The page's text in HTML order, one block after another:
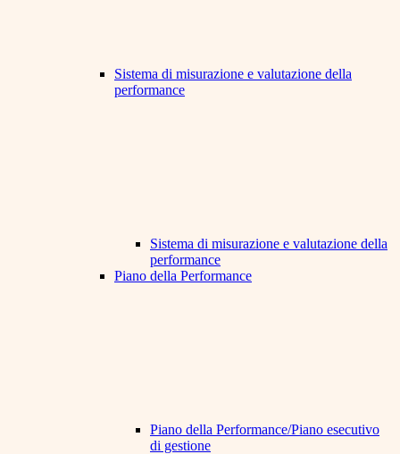
Sistema di misurazione e valutazione della
performance
Sistema di misurazione e valutazione della
performance
Piano della Performance
Piano della Performance/Piano esecutivo
di gestione